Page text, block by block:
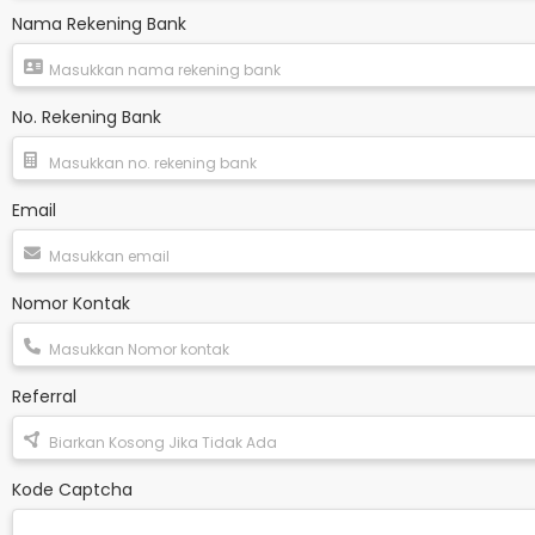
Nama Rekening Bank
No. Rekening Bank
Email
Nomor Kontak
Referral
Kode Captcha